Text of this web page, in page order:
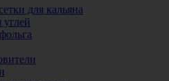
для кальяна
углей